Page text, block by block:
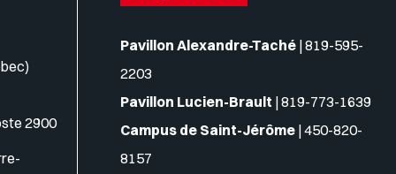
2900
Pavillon Alexandre-Taché |819-595-
2203
Pavillon Lucien-Brault |819-773-1639
Campus de Saint-Jérôme |450-820-
8157